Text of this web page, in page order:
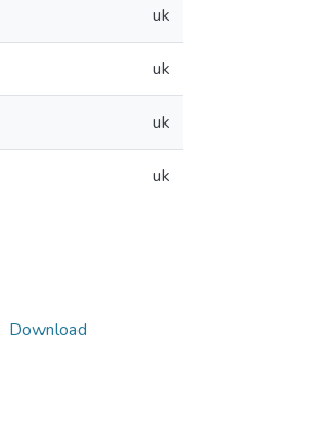
uk
uk
uk
uk
Download